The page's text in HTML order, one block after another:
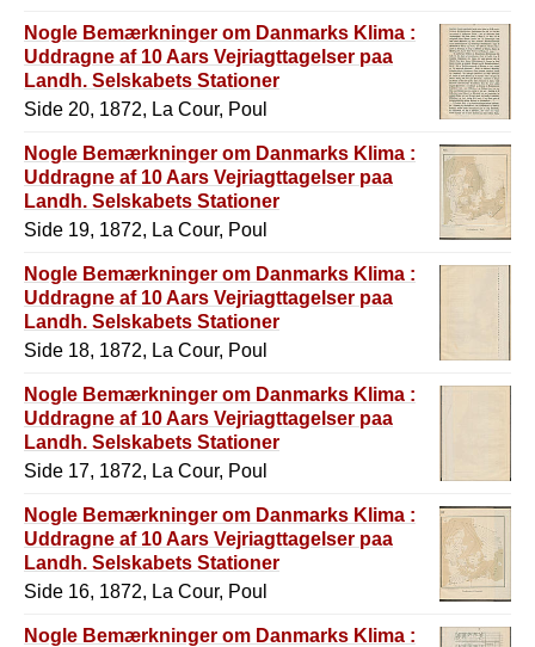
Nogle Bemærkninger om Danmarks Klima :
Uddragne af 10 Aars Vejriagttagelser paa
Landh. Selskabets Stationer
Side 20, 1872, La Cour, Poul
Nogle Bemærkninger om Danmarks Klima :
Uddragne af 10 Aars Vejriagttagelser paa
Landh. Selskabets Stationer
Side 19, 1872, La Cour, Poul
Nogle Bemærkninger om Danmarks Klima :
Uddragne af 10 Aars Vejriagttagelser paa
Landh. Selskabets Stationer
Side 18, 1872, La Cour, Poul
Nogle Bemærkninger om Danmarks Klima :
Uddragne af 10 Aars Vejriagttagelser paa
Landh. Selskabets Stationer
Side 17, 1872, La Cour, Poul
Nogle Bemærkninger om Danmarks Klima :
Uddragne af 10 Aars Vejriagttagelser paa
Landh. Selskabets Stationer
Side 16, 1872, La Cour, Poul
Nogle Bemærkninger om Danmarks Klima :